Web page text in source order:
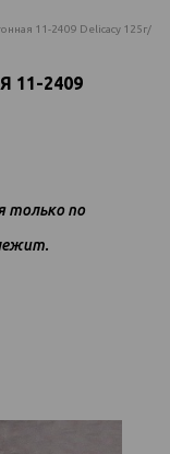
11-2409 Delicacy 125г/
2409
только по